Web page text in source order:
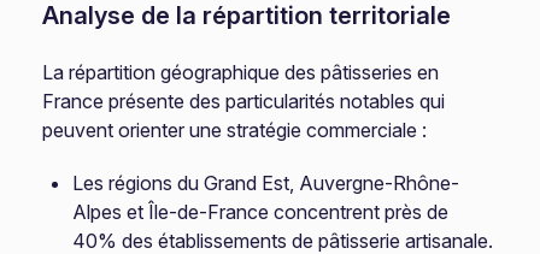
Analyse de la répartition territoriale
La répartition géographique des pâtisseries en
France présente des particularités notables qui
peuvent orienter une stratégie commerciale :
Les régions du Grand Est, Auvergne-Rhône-
Alpes et Île-de-France concentrent près de
40% des établissements de pâtisserie artisanale.